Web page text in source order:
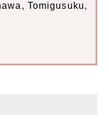
Tomigusuku,